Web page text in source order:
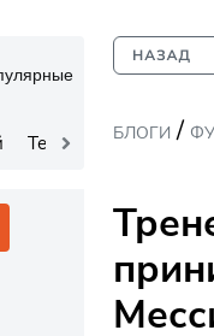
Теннис Остальное
БЛОГИ /